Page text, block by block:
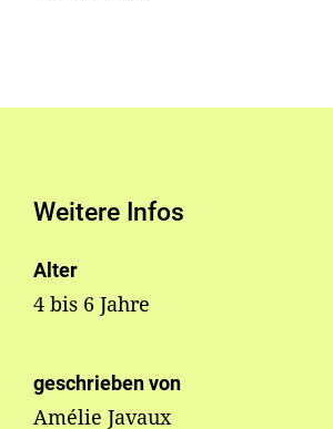
Weitere Infos
Alter
4 bis 6 Jahre
geschrieben von
Amélie Javaux